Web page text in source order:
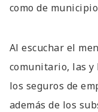
como de
Al escuchar el
comunitario, las y
los seguros de
además de los